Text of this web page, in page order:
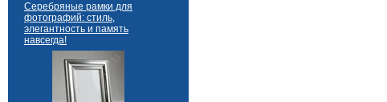
Серебряные рамки для
фотографий: стиль,
элегантность и память
навсегда!